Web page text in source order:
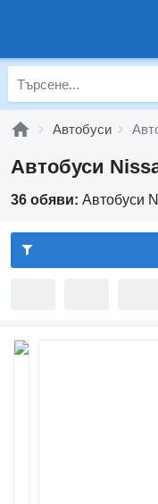
Автобуси
Автобуси
36 обяви: Автобуси